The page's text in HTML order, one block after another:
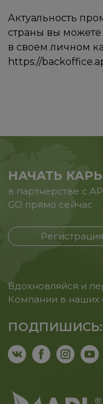
Актуальность
страны вы
в своем личном
https://
НАЧАТЬ
в партнерстве с
GO прямо сейчас
Регистрация
Вдохновляйся и
Компании в наших
ПОДПИШИСЬ: